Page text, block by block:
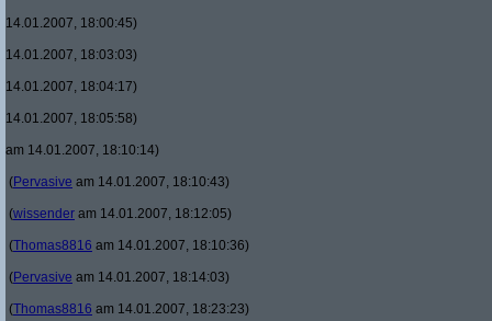
14.01.2007, 18:00:45)
14.01.2007, 18:03:03)
14.01.2007, 18:04:17)
14.01.2007, 18:05:58)
am 14.01.2007, 18:10:14)
(Pervasive am 14.01.2007, 18:10:43)
(wissender am 14.01.2007, 18:12:05)
(Thomas8816 am 14.01.2007, 18:10:36)
(Pervasive am 14.01.2007, 18:14:03)
(Thomas8816 am 14.01.2007, 18:23:23)